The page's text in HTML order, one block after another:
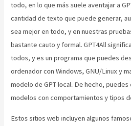
todo, en lo que más suele aventajar a
cantidad de texto que puede generar,
sea mejor en todo, y en nuestras
bastante cauto y formal. GPT4All
todos, y es un programa que puedes
ordenador con Windows, GNU/Linux y
modelo de GPT local. De hecho,
modelos con comportamientos y tipos
Estos sitios web incluyen algunos